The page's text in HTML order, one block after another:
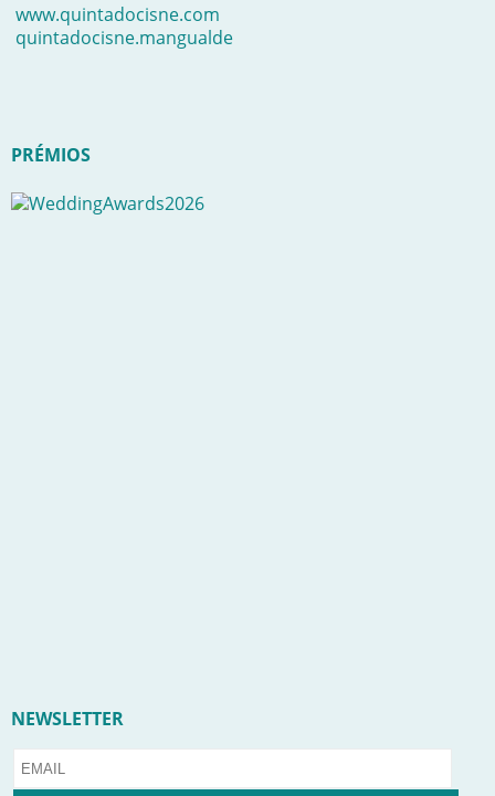
www.quintadocisne.com
quintadocisne.mangualde
PRÉMIOS
NEWSLETTER